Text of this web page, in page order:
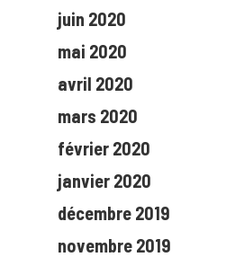
juin 2020
mai 2020
avril 2020
mars 2020
février 2020
janvier 2020
décembre 2019
novembre 2019